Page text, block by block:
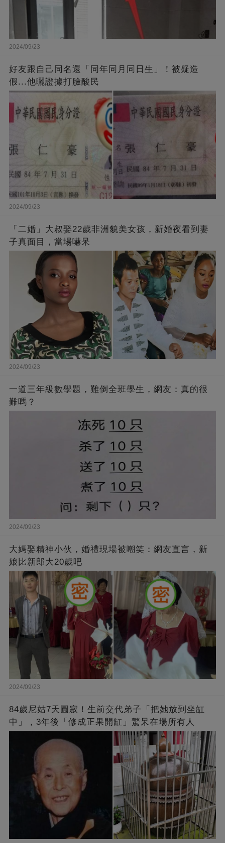
2024/09/23
好友跟自己同名還「同年同月同日生」！被疑造
假...他曬證據打臉酸民
2024/09/23
「二婚」大叔娶22歲非洲貌美女孩，新婚夜看到妻
子真面目，當場嚇呆
2024/09/23
一道三年級數學題，難倒全班學生，網友：真的很
難嗎？
2024/09/23
大媽娶精神小伙，婚禮現場被嘲笑：網友直言，新
娘比新郎大20歲吧
2024/09/23
84歲尼姑7天圓寂！生前交代弟子「把她放到坐缸
中」，3年後「修成正果開缸」驚呆在場所有人